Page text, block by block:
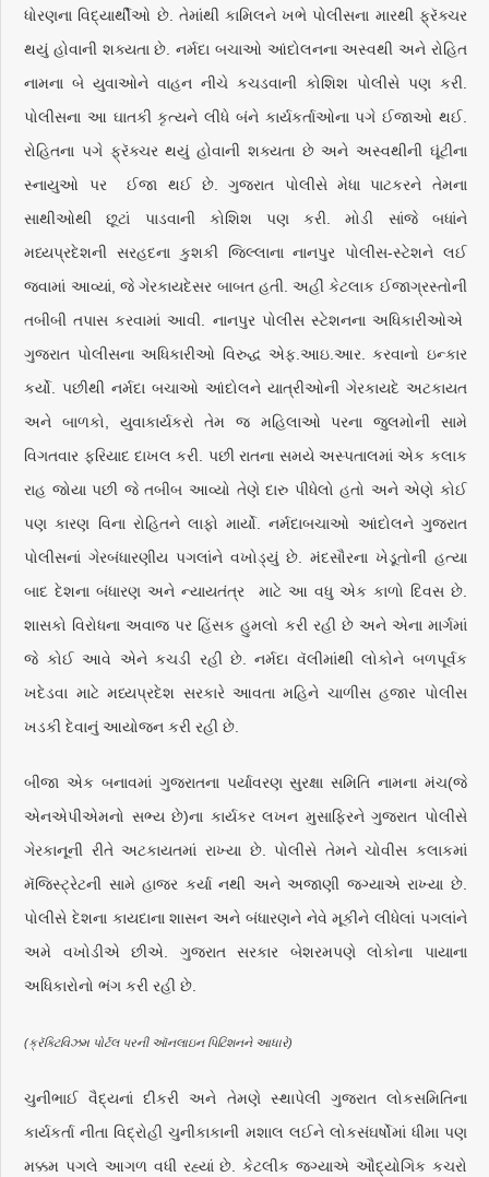
ધોરણના વિદ્યાર્થીઓ છે. તેમાંથી કામિલને ખભે પોલીસના મારથી ફ્રૅક્ચર
થયું હોવાની શક્યતા છે. નર્મદા બચાઓ આંદોલનના અસ્વથી અને રોહિત
નામના બે યુવાઓને વાહન નીચે કચડવાની કોશિશ પોલીસે પણ કરી.
પોલીસના આ ઘાતકી કૃત્યને લીધે બંને કાર્યકર્તાઓના પગે ઈજાઓ થઈ.
રોહિતના પગે ફ્રૅક્ચર થયું હોવાની શક્યતા છે અને અસ્વથીની ઘૂંટીના
સ્નાયુઓ પર ઈજા થઈ છે. ગુજરાત પોલીસે મેધા પાટકરને તેમના
સાથીઓથી છૂટાં પાડવાની કોશિશ પણ કરી. મોડી સાંજે બધાંને
મધ્યપ્રદેશની સરહદના કુશકી જિલ્લાના નાનપુર પોલીસ-સ્ટેશને લઈ
જવામાં આવ્યાં, જે ગેરકાયદેસર બાબત હતી. અહીં કેટલાક ઈજાગ્રસ્તોની
તબીબી તપાસ કરવામાં આવી. નાનપુર પોલીસ સ્ટેશનના અધિકારીઓએ
ગુજરાત પોલીસના અધિકારીઓ વિરુદ્ધ એફ.આઇ.આર. કરવાનો ઇન્કાર
કર્યો. પછીથી નર્મદા બચાઓ આંદોલને યાત્રીઓની ગેરકાયદે અટકાયત
અને બાળકો, યુવાકાર્યકરો તેમ જ મહિલાઓ પરના જુલમોની સામે
વિગતવાર ફરિયાદ દાખલ કરી. પછી રાતના સમયે અસ્પતાલમાં એક કલાક
રાહ જોયા પછી જે તબીબ આવ્યો તેણે દારુ પીધેલો હતો અને એણે કોઈ
પણ કારણ વિના રોહિતને લાફો માર્યો. નર્મદાબચાઓ આંદોલને ગુજરાત
પોલીસનાં ગેરબંધારણીય પગલાંને વખોડ્યું છે. મંદસૌરના ખેડૂતોની હત્યા
બાદ દેશના બંધારણ અને ન્યાયતંત્ર માટે આ વધુ એક કાળો દિવસ છે.
શાસકો વિરોધના અવાજ પર હિંસક હુમલો કરી રહી છે અને એના માર્ગમાં
જે કોઈ આવે એને કચડી રહી છે. નર્મદા વૅલીમાંથી લોકોને બળપૂર્વક
ખદેડવા માટે મધ્યપ્રદેશ સરકારે આવતા મહિને ચાળીસ હજાર પોલીસ
ખડકી દેવાનું આયોજન કરી રહી છે.
બીજા એક બનાવમાં ગુજરાતના પર્યાવરણ સુરક્ષા સમિતિ નામના મંચ(જે
એનએપીએમનો સભ્ય છે)ના કાર્યકર લખન મુસાફિરને ગુજરાત પોલીસે
ગેરકાનૂની રીતે અટકાયતમાં રાખ્યા છે. પોલીસે તેમને ચોવીસ કલાકમાં
મૅજિસ્ટ્રેટની સામે હાજર કર્યા નથી અને અજાણી જગ્યાએ રાખ્યા છે.
પોલીસે દેશના કાયદાના શાસન અને બંધારણને નેવે મૂકીને લીધેલાં પગલાંને
અમે વખોડીએ છીએ. ગુજરાત સરકાર બેશરમપણે લોકોના પાયાના
અધિકારોનો ભંગ કરી રહી છે.
(ક્રૅક્ટિવિઝમ પોર્ટલ પરની ઑનલાઇન પિટિશનને આધારે)
ચુનીભાઈ વૈદ્યનાં દીકરી અને તેમણે સ્થાપેલી ગુજરાત લોકસમિતિના
કાર્યકર્તા નીતા વિદ્રોહી ચુનીકાકાની મશાલ લઈને લોકસંઘર્ષોમાં ધીમા પણ
મક્કમ પગલે આગળ વધી રહ્યાં છે. કેટલીક જગ્યાએ ઔદ્યોગિક કચરો